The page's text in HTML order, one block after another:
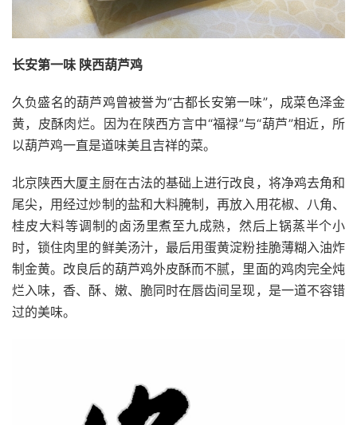
长安第一味 陕西葫芦鸡
久负盛名的葫芦鸡曾被誉为“古都长安第一味”，成菜色泽金
黄，皮酥肉烂。因为在陕西方言中“福禄”与“葫芦”相近，所
以葫芦鸡一直是道味美且吉祥的菜。
北京陕西大厦主厨在古法的基础上进行改良，将净鸡去角和
尾尖，用经过炒制的盐和大料腌制，再放入用花椒、八角、
桂皮大料等调制的卤汤里煮至九成熟，然后上锅蒸半个小
时，锁住肉里的鲜美汤汁，最后用蛋黄淀粉挂脆薄糊入油炸
制金黄。改良后的葫芦鸡外皮酥而不腻，里面的鸡肉完全炖
烂入味，香、酥、嫩、脆同时在唇齿间呈现，是一道不容错
过的美味。